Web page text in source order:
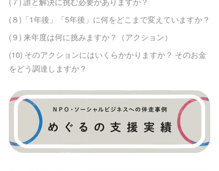
(８)「1年後」「5年後」に何をどこまで変えていますか？
(９) 来年度は何に挑みますか？（アクション）
(10) そのアクションにはいくらかかりますか？ そのお金
をどう調達しますか？